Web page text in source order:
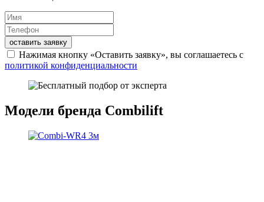
оставить заявку
Нажимая кнопку «Оставить заявку», вы соглашаетесь с
политикой конфиденциальности
Модели бренда Combilift